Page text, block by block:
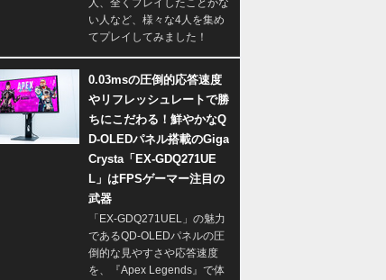
人、全くプレイしたことがな
い人など、様々な4人を集め
てプレイしてみました！
0.03msの圧倒的応答速度
やリフレッシュレートで勝
ちにこだわる！鮮やかなQ
D-OLEDパネル搭載のGiga
Crysta「EX-GDQ271UE
L」はFPSゲーマー注目の
武器
「EX-GDQ271UEL」の魅力
であるQD-OLEDパネルの圧
倒的な見やすさや応答速度
を、『Apex Legends』で体